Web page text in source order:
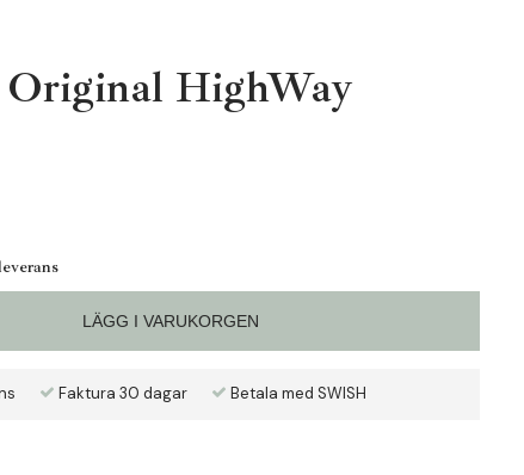
HighWay
LÄGG I VARUKORGEN
Faktura 30 dagar Betala med SWISH